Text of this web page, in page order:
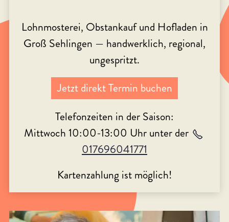
Lohnmosterei, Obstankauf und Hofladen in
Groß Sehlingen — handwerklich, regional,
ungespritzt.
Jetzt direkt Termin buchen
Telefonzeiten in der Saison:
Mittwoch 10:00-13:00 Uhr unter der
017696041771
Kartenzahlung ist möglich!